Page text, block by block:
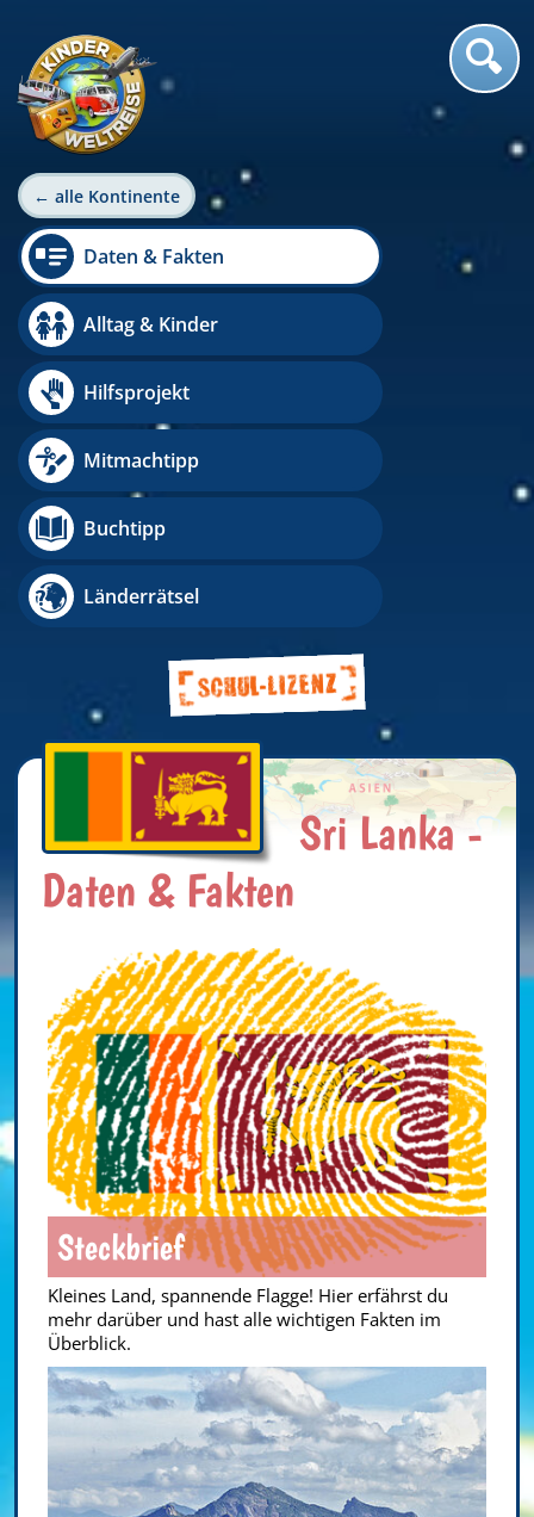
← alle Kontinente
Daten & Fakten
Alltag & Kinder
Hilfsprojekt
Mitmachtipp
Buchtipp
Länderrätsel
Sri Lanka -
Daten & Fakten
Steckbrief
Kleines Land, spannende Flagge! Hier erfährst du
mehr darüber und hast alle wichtigen Fakten im
Überblick.